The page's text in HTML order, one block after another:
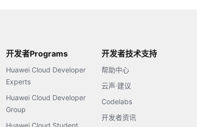
开发者Programs
Huawei Cloud Developer
Experts
Huawei Cloud Developer
Group
Huawei Cloud Student
开发者技术支持
帮助中心
云声·建议
Codelabs
开发者资讯